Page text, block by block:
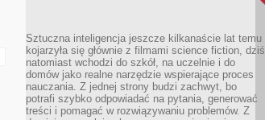
Sztuczna inteligencja jeszcze kilkanaście lat temu
kojarzyła się głównie z filmami science fiction, dziś
natomiast wchodzi do szkół, na uczelnie i do
domów jako realne narzędzie wspierające proces
nauczania. Z jednej strony budzi zachwyt, bo
potrafi szybko odpowiadać na pytania, generować
treści i pomagać w rozwiązywaniu problemów. Z